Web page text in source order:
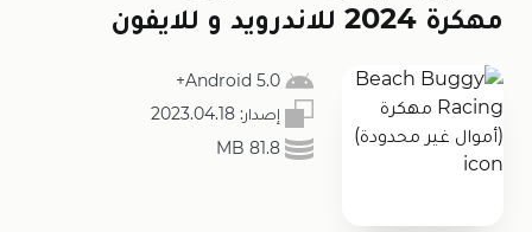
مهكرة 2024 للاندرويد و للايفون
5.0 Android+
إصدار: 2023.04.18
81.8 MB